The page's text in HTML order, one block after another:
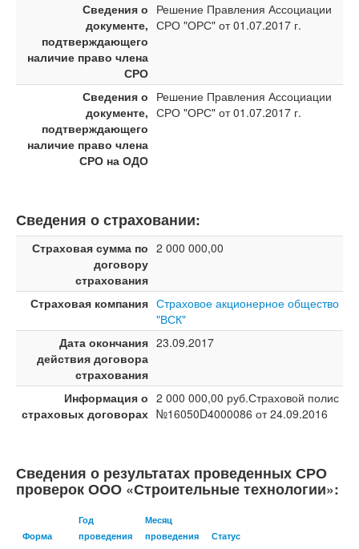
Сведения о
документе,
подтверждающего
наличие право члена
СРО
Решение Правления Ассоциации
СРО "ОРС" от 01.07.2017 г.
Сведения о
документе,
подтверждающего
наличие право члена
СРО на ОДО
Решение Правления Ассоциации
СРО "ОРС" от 01.07.2017 г.
Сведения о страховании:
Страховая сумма по
договору
страхования
2 000 000,00
Страховая компания Страховое акционерное общество
"ВСК"
Дата окончания
действия договора
страхования
23.09.2017
Информация о
страховых договорах
2 000 000,00 руб.Страховой полис
№16050D4000086 от 24.09.2016
Сведения о результатах проведенных СРО
проверок ООО «Строительные технологии»:
Форма
Год
проведения
Месяц
проведения
Статус